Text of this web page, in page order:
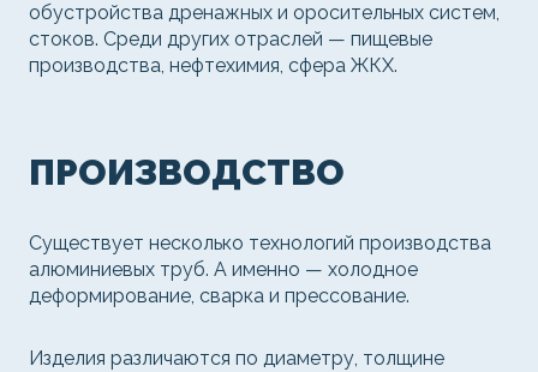
обустройства дренажных и оросительных систем,
стоков. Среди других отраслей — пищевые
производства, нефтехимия, сфера ЖКХ.
ПРОИЗВОДСТВО
Существует несколько технологий производства
алюминиевых труб. А именно — холодное
деформирование, сварка и прессование.
Изделия различаются по диаметру, толщине